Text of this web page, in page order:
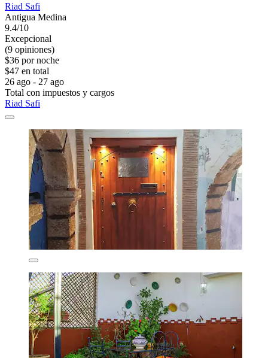
Riad Safi
Antigua Medina
9.4/10
Excepcional
(9 opiniones)
$36 por noche
$47 en total
26 ago - 27 ago
Total con impuestos y cargos
Riad Safi